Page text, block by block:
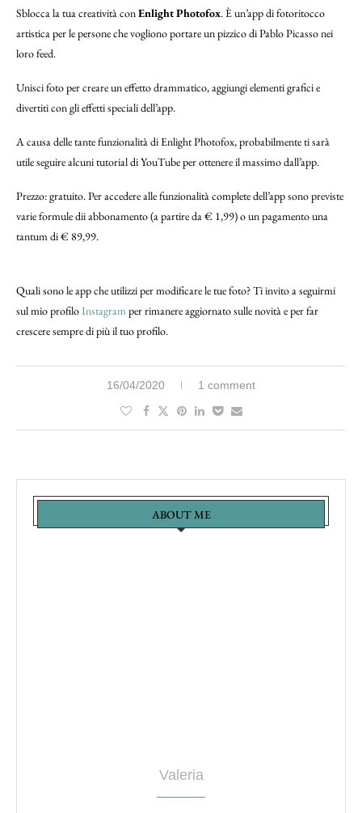
Sblocca la tua creatività conEnlight Photofox. È un’app di fotoritocco
artistica per le persone che vogliono portare un pizzico di Pablo Picasso nei
loro feed.
Unisci foto per creare un effetto drammatico, aggiungi elementi grafici e
divertiti con gli effetti speciali dell’app.
A causa delle tante funzionalità di Enlight Photofox, probabilmente ti sarà
utile seguire alcuni tutorial di YouTube per ottenere il massimo dall’app.
Prezzo: gratuito. Per accedere alle funzionalità complete dell’app sono previste
varie formule dii abbonamento (a partire da € 1,99) o un pagamento una
tantum di € 89,99.
Quali sono le app che utilizzi per modificare le tue foto? Ti invito a seguirmi
sul mio profiloInstagramper rimanere aggiornato sulle novità e per far
crescere sempre di più il tuo profilo.
16/04/2020 1 comment
ABOUT ME
Valeria